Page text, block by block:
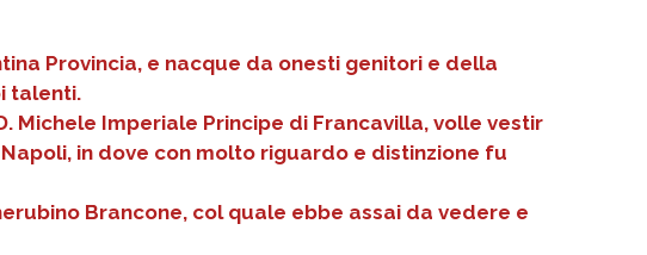
Provincia, e nacque da onesti genitori e della
talenti.
Michele Imperiale Principe di Francavilla, volle vestir
in dove con molto riguardo e distinzione fu
Brancone, col quale ebbe assai da vedere e